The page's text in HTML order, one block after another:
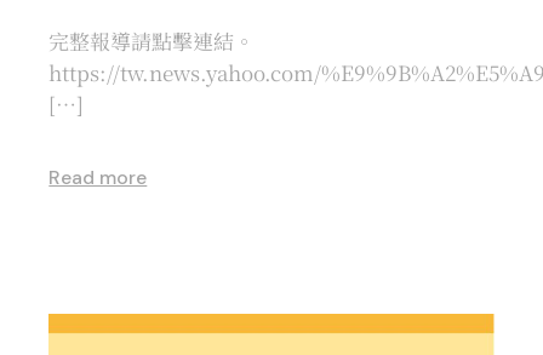
完整報導請點擊連結。
https://tw.news.yahoo.com/
[…]
Read more